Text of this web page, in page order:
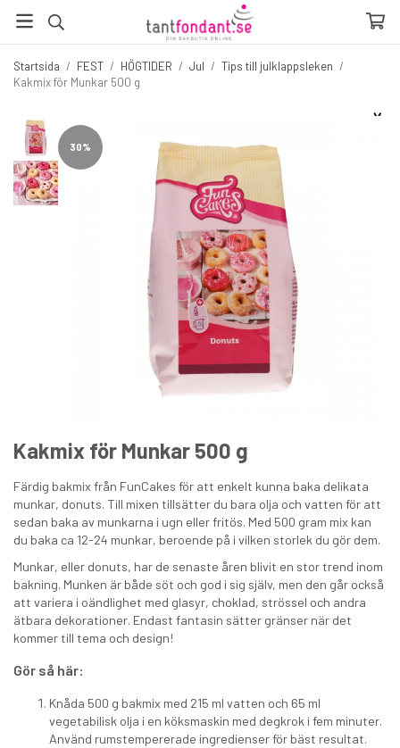
Startsida / FEST / HÖGTIDER / Jul / Tips till julklappsleken /
Kakmix för Munkar 500 g
Enchanted Cream Mix för fluffig frosting 200 g
59 kr
€5.90
☓
30%
Kakmix för Munkar 500 g
Färdig bakmix från FunCakes för att enkelt kunna baka delikata
munkar, donuts. Till mixen tillsätter du bara olja och vatten för att
sedan baka av munkarna i ugn eller fritös. Med 500 gram mix kan
du baka ca 12-24 munkar, beroende på i vilken storlek du gör dem.
Munkar, eller donuts, har de senaste åren blivit en stor trend inom
bakning. Munken är både söt och god i sig själv, men den går också
att variera i oändlighet med glasyr, choklad, strössel och andra
ätbara dekorationer. Endast fantasin sätter gränser när det
kommer till tema och design!
Gör så här:
Knåda 500 g bakmix med 215 ml vatten och 65 ml
vegetabilisk olja i en köksmaskin med degkrok i fem minuter.
Använd rumstempererade ingredienser för bäst resultat.